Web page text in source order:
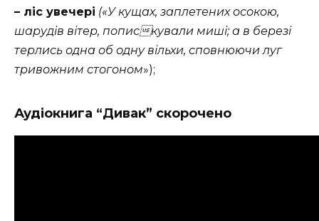
– ліс увечері («У кущах, заплетених осокою,
шарудів вітер, попискували миші; а в березі
терлись одна об одну вільхи, сповнюючи луг
тривожним стогоном»);
Аудіокнига “Дивак” скорочено